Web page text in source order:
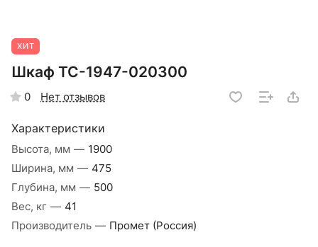
ХИТ
Шкаф TC-1947-020300
0 Нет отзывов
Характеристики
Высота, мм — 1900
Ширина, мм — 475
Глубина, мм — 500
Вес, кг — 41
Производитель — Промет (Россия)